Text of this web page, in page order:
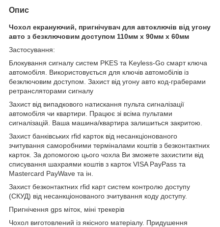
Опис
Чохол екрануючий, пригнічувач для автоключів від угону
авто з безключовим доступом 110мм х 90мм х 60мм
Застосування:
Блокування сигналу систем PKES та Keyless-Go смарт ключа
автомобіля. Використовується для ключів автомобілів із
безключовим доступом. Захист від угону авто код-граберами
ретрансляторами сигналу
Захист від випадкового натискання пульта сигналізації
автомобіля чи квартири. Працює зі всіма пультами
сигналізацій. Ваша машина/квартира залишиться закритою.
Захист банківських rfid карток від несанкціонованого
зчитування саморобними терміналами коштів з безконтактних
карток. За допомогою цього чохла Ви зможете захистити від
списування шахраями коштів з карток VISA PayPass та
Mastercard PayWave та ін.
Захист безконтактних rfid карт систем контролю доступу
(СКУД) від несанкціонованого зчитування коду доступу.
Пригнічення gps міток, міні трекерів
Чохол виготовлений із якісного матеріалу. Придушення